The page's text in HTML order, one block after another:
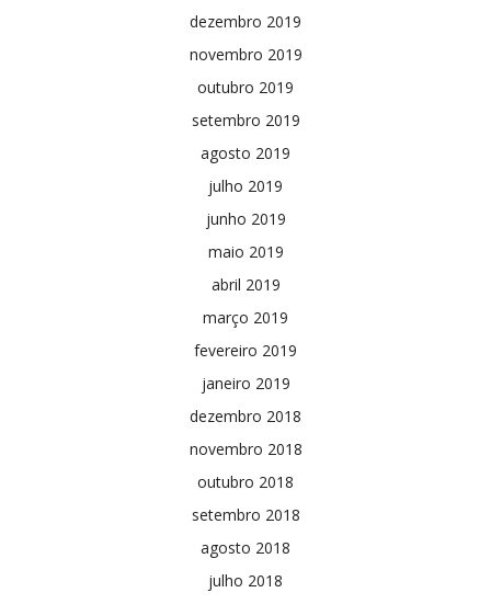
dezembro 2019
novembro 2019
outubro 2019
setembro 2019
agosto 2019
julho 2019
junho 2019
maio 2019
abril 2019
março 2019
fevereiro 2019
janeiro 2019
dezembro 2018
novembro 2018
outubro 2018
setembro 2018
agosto 2018
julho 2018